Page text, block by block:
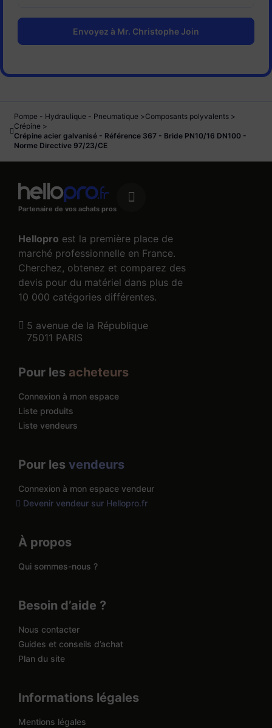
-l'esprit d'équipe
-la confiance
-la diversité internationale
Envoyez à Mr. Christophe Join
Pompe - Hydraulique - Pneumatique
Composants polyvalents
Crépine
Crépine acier galvanisé - Référence 367 - Bride PN10/16 DN100 -
Norme Directive 97/23/CE
Partenaire de vos achats pros
Hellopro est la première place de
marché professionnelle en France.
Cherchez, obtenez et comparez des
devis pour du matériel dans plus de
10 000 catégories différentes.
5 avenue de la République
75011 PARIS
Pour les acheteurs
Connexion à mon espace
Liste produits
Liste vendeurs
Pour les vendeurs
Connexion à mon espace vendeur
Devenir vendeur sur Hellopro.fr
À propos
Qui sommes-nous ?
Besoin d’aide ?
Nous contacter
Guides et conseils d’achat
Plan du site
Informations légales
Mentions légales